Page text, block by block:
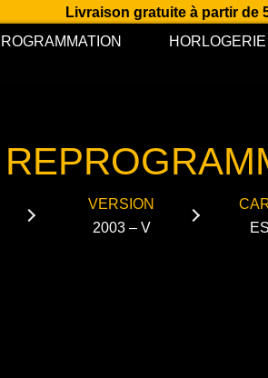
Livraison gratuite à partir de
HORLOGERIE
VERSION
2003 – V